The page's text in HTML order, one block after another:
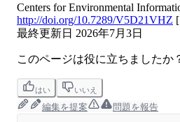
Centers for Environmental
http://doi.org/10.7289/V5D21VHZ
最終更新日 2026年7月3日
このページは役に立ちましたか
はい いいえ
編集を提案 問題を報告